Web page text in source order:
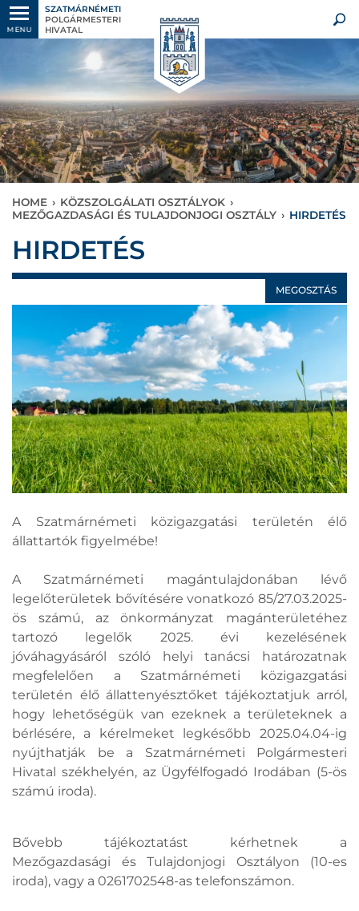
MENU
SZATMÁRNÉMETI
POLGÁRMESTERI
HIVATAL
HOME › KÖZSZOLGÁLATI OSZTÁLYOK ›
MEZŐGAZDASÁGI ÉS TULAJDONJOGI OSZTÁLY › HIRDETÉS
HIRDETÉS
MEGOSZTÁS
A Szatmárnémeti közigazgatási területén élő
állattartók figyelmébe!
A Szatmárnémeti magántulajdonában lévő
legelőterületek bővítésére vonatkozó 85/27.03.2025-
ös számú, az önkormányzat magánterületéhez
tartozó legelők 2025. évi kezelésének
jóváhagyásáról szóló helyi tanácsi határozatnak
megfelelően a Szatmárnémeti közigazgatási
területén élő állattenyésztőket tájékoztatjuk arról,
hogy lehetőségük van ezeknek a területeknek a
bérlésére, a kérelmeket legkésőbb 2025.04.04-ig
nyújthatják be a Szatmárnémeti Polgármesteri
Hivatal székhelyén, az Ügyfélfogadó Irodában (5-ös
számú iroda).
Bővebb tájékoztatást kérhetnek a
Mezőgazdasági és Tulajdonjogi Osztályon (10-es
iroda), vagy a 0261702548-as telefonszámon.